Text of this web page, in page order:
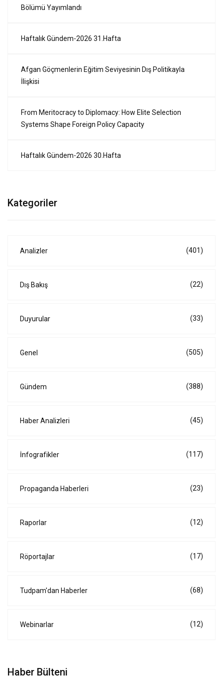
Bölümü Yayımlandı
Haftalık Gündem-2026 31.Hafta
Afgan Göçmenlerin Eğitim Seviyesinin Dış Politikayla
İlişkisi
From Meritocracy to Diplomacy: How Elite Selection
Systems Shape Foreign Policy Capacity
Haftalık Gündem-2026 30.Hafta
Kategoriler
Analizler (401)
Dış Bakış (22)
Duyurular (33)
Genel (505)
Gündem (388)
Haber Analizleri (45)
İnfografikler (117)
Propaganda Haberleri (23)
Raporlar (12)
Röportajlar (17)
Tudpam'dan Haberler (68)
Webinarlar (12)
Haber Bülteni